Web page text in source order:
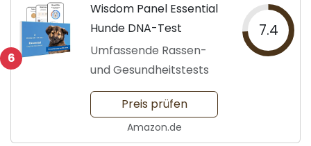
6
Wisdom Panel Essential
Hunde DNA-Test
Umfassende Rassen-
und Gesundheitstests
7.4
Preis prüfen
Amazon.de